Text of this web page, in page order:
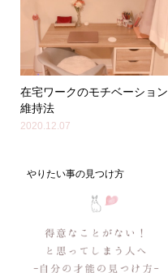
在宅ワークのモチベーション
維持法
2020.12.07
やりたい事の見つけ方